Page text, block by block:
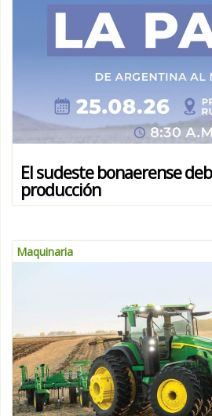
El sudeste bonaerense
producción
Maquinaria